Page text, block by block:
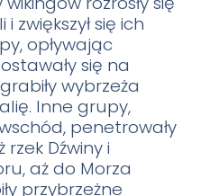
zwiększył się ich
opływając
się na
wybrzeża
Inne grupy,
penetrowały
rzek Dźwiny i
aż do Morza
przybrzeżne